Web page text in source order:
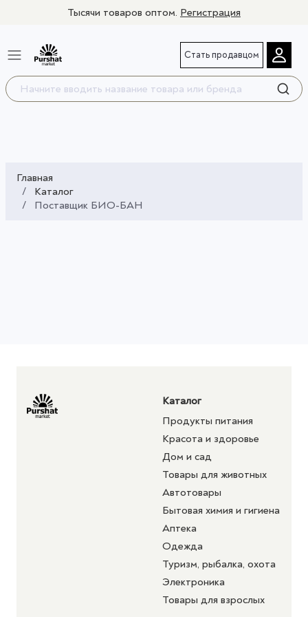
Тысячи товаров оптом. Регистрация
Стать продавцом
Главная
Каталог
Поставщик БИО-БАН
Каталог
Продукты питания
Красота и здоровье
Дом и сад
Товары для животных
Автотовары
Бытовая химия и гигиена
Аптека
Одежда
Туризм, рыбалка, охота
Электроника
Товары для взрослых